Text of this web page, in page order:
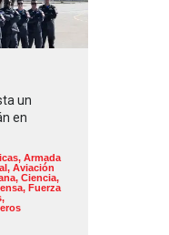
un
en
, Armada
, Aviación
, Ciencia,
, Fuerza
,